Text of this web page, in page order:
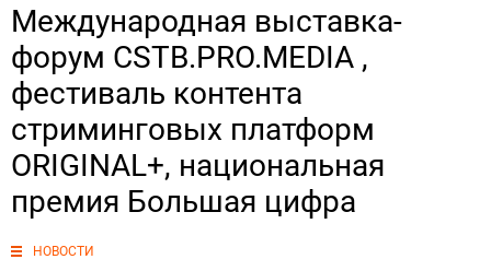
Международная выставка-
форум CSTB.PRO.MEDIA ,
фестиваль контента
стриминговых платформ
ORIGINAL+, национальная
премия Большая цифра
НОВОСТИ